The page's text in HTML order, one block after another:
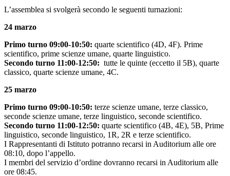
L’assemblea si svolgerà secondo le seguenti turnazioni:
24 marzo
Primo turno 09:00-10:50: quarte scientifico (4D, 4F). Prime
scientifico, prime scienze umane, quarte linguistico.
Secondo turno 11:00-12:50: tutte le quinte (eccetto il 5B), quarte
classico, quarte scienze umane, 4C.
25 marzo
Primo turno 09:00-10:50: terze scienze umane, terze classico,
seconde scienze umane, terze linguistico, seconde scientifico.
Secondo turno 11:00-12:50: quarte scientifico (4B, 4E), 5B, Prime
linguistico, seconde linguistico, 1R, 2R e terze scientifico.
I Rappresentanti di Istituto potranno recarsi in Auditorium alle ore
08:10, dopo l’appello.
I membri del servizio d’ordine dovranno recarsi in Auditorium alle
ore 08:45.